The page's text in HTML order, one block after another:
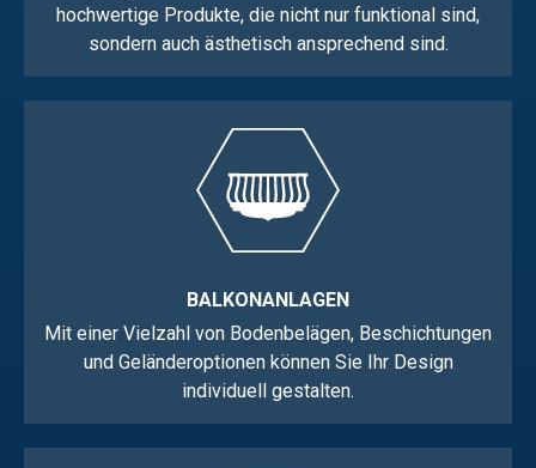
hochwertige Produkte, die nicht nur funktional sind,
sondern auch ästhetisch ansprechend sind.
BALKONANLAGEN
Mit einer Vielzahl von Bodenbelägen, Beschichtungen
und Geländeroptionen können Sie Ihr Design
individuell gestalten.